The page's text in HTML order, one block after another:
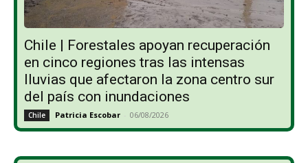
Chile | Forestales apoyan recuperación
en cinco regiones tras las intensas
lluvias que afectaron la zona centro sur
del país con inundaciones
Chile Patricia Escobar - 06/08/2026